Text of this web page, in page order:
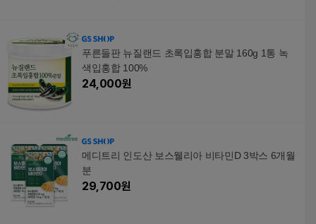
푸른들판 뉴질랜드 초록입홍합 분말 160g 1통 녹
색입홍합 100%
24,000원
메디트리 인도산 보스웰리아 비타민D 3박스 6개월
분
29,700원